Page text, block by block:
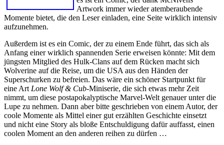
Artwork immer wieder atemberaubende
Momente bietet, die den Leser einladen, eine Seite wirklich intensiv
aufzunehmen.
Außerdem ist es ein Comic, der zu einem Ende führt, das sich als
Anfang einer wirklich spannenden Serie erweisen könnte: Mit dem
jüngsten Mitglied des Hulk-Clans auf dem Rücken macht sich
Wolverine auf die Reise, um die USA aus den Händen der
Superschurken zu befreien. Das wäre ein schöner Startpunkt für
eine Art Lone Wolf & Cub-Miniserie, die sich etwas mehr Zeit
nimmt, um diese postapokalyptische Marvel-Welt genauer unter die
Lupe zu nehmen. Dann aber bitte geschrieben von einem Autor, der
coole Momente als Mittel einer gut erzählten Geschichte einsetzt
und nicht eine Story als bloße Entschuldigung dafür auffasst, einen
coolen Moment an den anderen reihen zu dürfen …